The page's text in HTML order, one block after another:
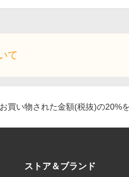
て
買い物された金額(税抜)の20%
ストア＆ブランド